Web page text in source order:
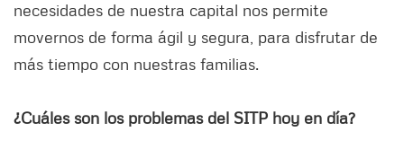
necesidades de nuestra capital nos permite
movernos de forma ágil y segura, para disfrutar de
más tiempo con nuestras familias.
¿Cuáles son los problemas del SITP hoy en día?